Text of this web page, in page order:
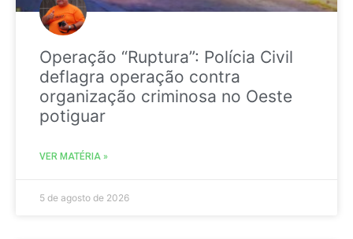
Operação “Ruptura”: Polícia Civil
deflagra operação contra
organização criminosa no Oeste
potiguar
VER MATÉRIA »
5 de agosto de 2026